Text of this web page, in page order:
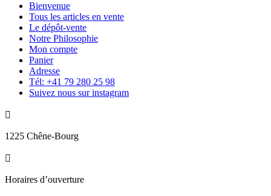
Bienvenue
Tous les articles en vente
Le dépôt-vente
Notre Philosophie
Mon compte
Panier
Adresse
Tél: +41 79 280 25 98
Suivez nous sur instagram

1225 Chêne-Bourg

Horaires d’ouverture